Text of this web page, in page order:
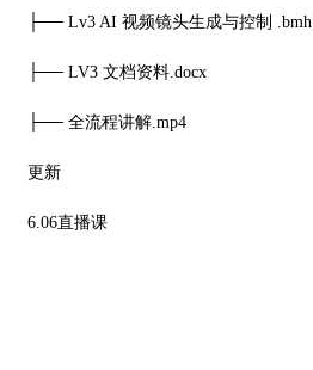
├── Lv3 AI 视频镜头生成与控制 .bmh
├── LV3 文档资料.docx
├── 全流程讲解.mp4
更新
6.06直播课